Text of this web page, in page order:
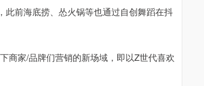
此前海底捞、怂火锅等也通过自创舞蹈在抖
商家/品牌们营销的新场域，即以Z世代喜欢